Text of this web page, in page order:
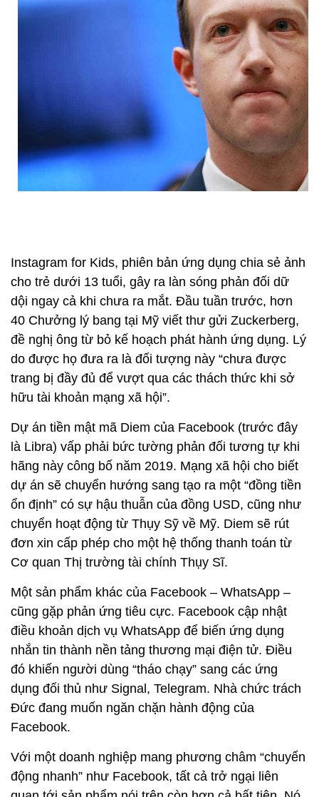
Instagram for Kids, phiên bản ứng dụng chia sẻ ảnh
cho trẻ dưới 13 tuổi, gây ra làn sóng phản đối dữ
dội ngay cả khi chưa ra mắt. Đầu tuần trước, hơn
40 Chưởng lý bang tại Mỹ viết thư gửi Zuckerberg,
đề nghị ông từ bỏ kế hoạch phát hành ứng dụng. Lý
do được họ đưa ra là đối tượng này “chưa được
trang bị đầy đủ để vượt qua các thách thức khi sở
hữu tài khoản mạng xã hội”.
Dự án tiền mật mã Diem của Facebook (trước đây
là Libra) vấp phải bức tường phản đối tương tự khi
hãng này công bố năm 2019. Mạng xã hội cho biết
dự án sẽ chuyển hướng sang tạo ra một “đồng tiền
ổn định” có sự hậu thuẫn của đồng USD, cũng như
chuyển hoạt động từ Thụy Sỹ về Mỹ. Diem sẽ rút
đơn xin cấp phép cho một hệ thống thanh toán từ
Cơ quan Thị trường tài chính Thụy Sĩ.
Một sản phẩm khác của Facebook – WhatsApp –
cũng gặp phản ứng tiêu cực. Facebook cập nhật
điều khoản dịch vụ WhatsApp để biến ứng dụng
nhắn tin thành nền tảng thương mại điện tử. Điều
đó khiến người dùng “tháo chạy” sang các ứng
dụng đối thủ như Signal, Telegram. Nhà chức trách
Đức đang muốn ngăn chặn hành động của
Facebook.
Với một doanh nghiệp mang phương châm “chuyển
động nhanh” như Facebook, tất cả trở ngại liên